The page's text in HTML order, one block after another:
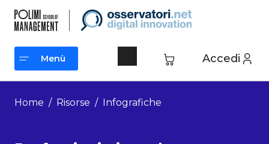
contenuto
Accedi
Menù
Menù
Home / Risorse / Infografiche